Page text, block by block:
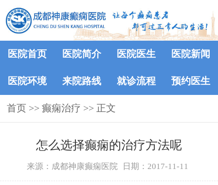
医院首页 医院简介 医院医生 医院新闻
医院环境 来院路线 就诊流程 预约医生
首页 >> 癫痫治疗 >> 正文
怎么选择癫痫的治疗方法呢
来源：成都神康癫痫医院 日期：2017-11-11